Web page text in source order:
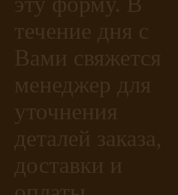
течение дня с
Вами свяжется
менеджер для
уточнения
деталей заказа,
доставки и